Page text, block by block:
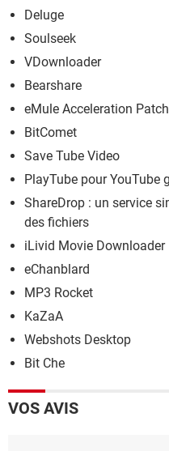
Deluge
Soulseek
VDownloader
Bearshare
eMule Acceleration Patch
BitComet
Save Tube Video
PlayTube pour YouTube
ShareDrop : un service
des fichiers
iLivid Movie Downloader
eChanblard
MP3 Rocket
KaZaA
Webshots Desktop
Bit Che
VOS AVIS